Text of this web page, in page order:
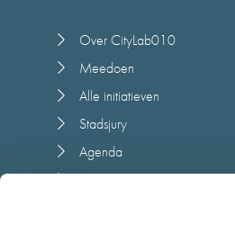
Over CityLab010
Meedoen
Alle initiatieven
Stadsjury
Agenda
Nieuws